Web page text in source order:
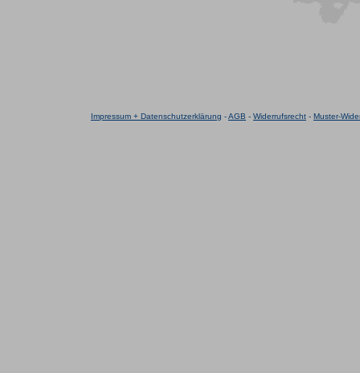
Impressum + Datenschutzerklärung -AGB - Widerrufsrecht - Muster-